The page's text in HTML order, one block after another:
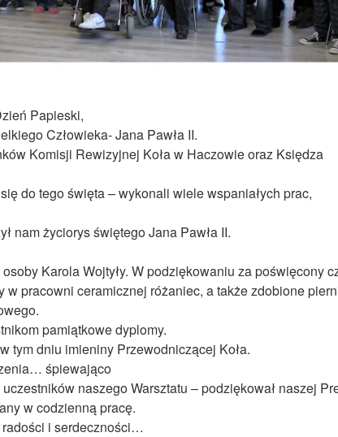
Papieski,
Człowieka- Jana Pawła II.
Komisji Rewizyjnej Koła w Haczowie oraz Księdza
do tego święta – wykonali wiele wspaniałych prac,
nam życiorys świętego Jana Pawła II.
Karola Wojtyły. W podziękowaniu za poświęcony
pracowni ceramicznej różaniec, a także zdobione
pamiątkowe dyplomy.
tym dniu imieniny Przewodniczącej Koła.
śpiewająco
naszego Warsztatu – podziękował naszej
w codzienną pracę.
radości i serdeczności…